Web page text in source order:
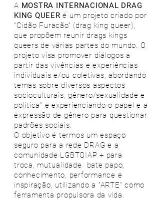
A MOSTRA INTERNACIONAL DRAG
KING QUEER é um projeto criado por
“Cidão Furacão” (drag king queer),
que propõem reunir drags kings
queers de várias partes do mundo. O
projeto visa promover diálogos a
partir das vivências e experiências
individuais e/ou coletivas, abordando
temas sobre diversos aspectos
socioculturais, gênero/sexualidade e
política" e experienciando o papel e a
expressão de gênero para questionar
padrões sociais.
O objetivo é termos um espaço
seguro para a rede DRAG e a
comunidade LGBTQIAP + para
troca, mutualidade
bate papo,
conhecimento, performance e
inspiração, utilizando a "ARTE" como
ferramenta propulsora da vida.